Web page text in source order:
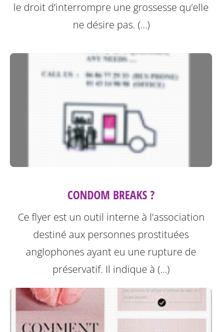
le droit d’interrompre une grossesse qu’elle
ne désire pas. (…)
CONDOM BREAKS ?
Ce flyer est un outil interne à l’association
destiné aux personnes prostituées
anglophones ayant eu une rupture de
préservatif. Il indique à (…)